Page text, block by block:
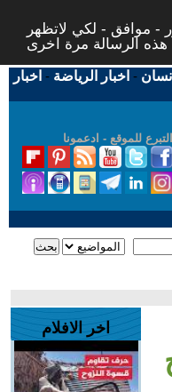
- موافق - لكي لاتظهر
- اخبار الرياضة - اخبار
التبرع للموقع - ادعمونا
اخر الافلام